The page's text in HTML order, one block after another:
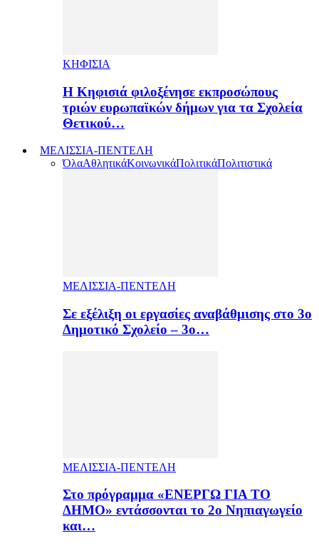
ΚΗΦΙΣΙΑ
H Κηφισιά φιλοξένησε εκπροσώπους
τριών ευρωπαϊκών δήμων για τα Σχολεία
Θετικού…
ΜΕΛΙΣΣΙΑ-ΠΕΝΤΕΛΗ
ΌλαΑθλητικάΚοινωνικάΠολιτικάΠολιτιστικά
ΜΕΛΙΣΣΙΑ-ΠΕΝΤΕΛΗ
Σε εξέλιξη οι εργασίες αναβάθμισης στο 3ο
Δημοτικό Σχολείο – 3ο…
ΜΕΛΙΣΣΙΑ-ΠΕΝΤΕΛΗ
Στο πρόγραμμα «ΕΝΕΡΓΩ ΓΙΑ ΤΟ
ΔΗΜΟ» εντάσσονται το 2ο Νηπιαγωγείο
και…